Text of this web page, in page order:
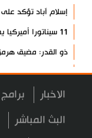
إسلام آباد تؤكد
11 سيناتورا أميركيا يطالبون بوقف فوري للحرب ضد إيران
ذو القدر: مضيق
حرس الثورة: فتح
إيجئي: نقدر جهود
ولايتي: على القوات
الاخبار
البث المباشر